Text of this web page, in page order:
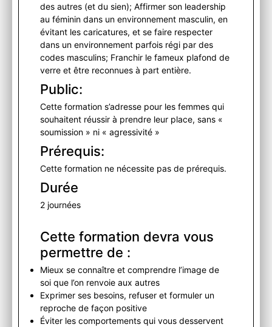
des autres (et du sien); Affirmer son leadership
au féminin dans un environnement masculin, en
évitant les caricatures, et se faire respecter
dans un environnement parfois régi par des
codes masculins; Franchir le fameux plafond de
verre et être reconnues à part entière.
Public:
Cette formation s’adresse pour les femmes qui
souhaitent réussir à prendre leur place, sans «
soumission » ni « agressivité »
Prérequis:
Cette formation ne nécessite pas de prérequis.
Durée
2 journées
Cette formation devra vous
permettre de :
Mieux se connaître et comprendre l’image de
soi que l’on renvoie aux autres
Exprimer ses besoins, refuser et formuler un
reproche de façon positive
Éviter les comportements qui vous desservent